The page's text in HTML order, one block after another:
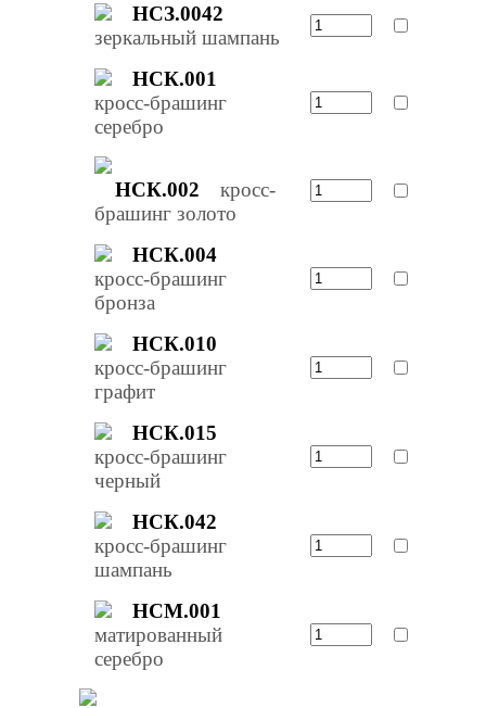
НСЗ.0042
зеркальный шампань
НСК.001
кросс-брашинг
серебро
НСК.002
кросс-
брашинг золото
НСК.004
кросс-брашинг
бронза
НСК.010
кросс-брашинг
графит
НСК.015
кросс-брашинг
черный
НСК.042
кросс-брашинг
шампань
НСМ.001
матированный
серебро